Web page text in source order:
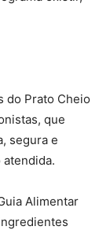
do Prato Cheio
que
segura e
atendida.
Alimentar